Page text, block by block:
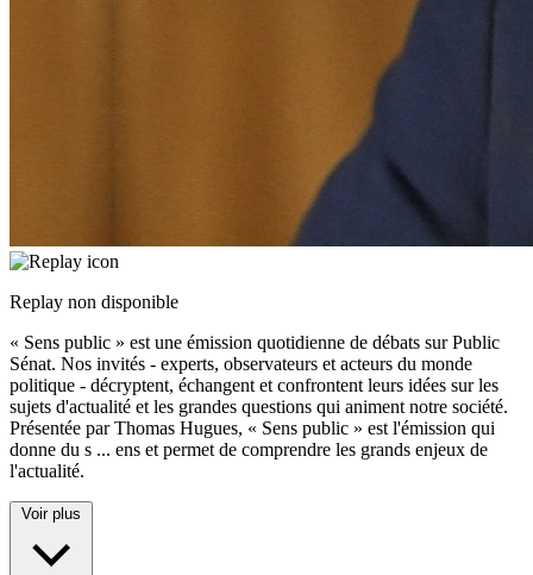
Replay non disponible
« Sens public » est une émission quotidienne de débats sur Public
Sénat. Nos invités - experts, observateurs et acteurs du monde
politique - décryptent, échangent et confrontent leurs idées sur les
sujets d'actualité et les grandes questions qui animent notre société.
Présentée par Thomas Hugues, « Sens public » est l'émission qui
donne du s ... ens et permet de comprendre les grands enjeux de
l'actualité.
Voir plus